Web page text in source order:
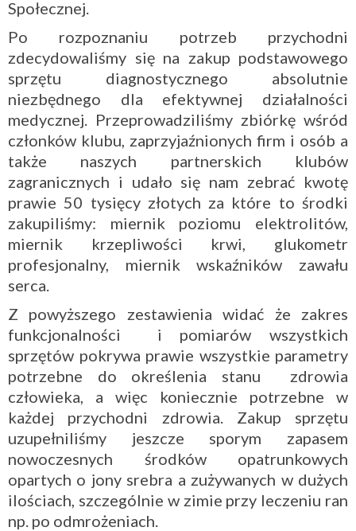
Społecznej.
Po rozpoznaniu potrzeb przychodni
zdecydowaliśmy się na zakup podstawowego
sprzętu diagnostycznego absolutnie
niezbędnego dla efektywnej działalności
medycznej. Przeprowadziliśmy zbiórkę wśród
członków klubu, zaprzyjaźnionych firm i osób a
także naszych partnerskich klubów
zagranicznych i udało się nam zebrać kwotę
prawie 50 tysięcy złotych za które to środki
zakupiliśmy: miernik poziomu elektrolitów,
miernik krzepliwości krwi, glukometr
profesjonalny, miernik wskaźników zawału
serca.
Z powyższego zestawienia widać że zakres
funkcjonalności i pomiarów wszystkich
sprzętów pokrywa prawie wszystkie parametry
potrzebne do określenia stanu zdrowia
człowieka, a więc koniecznie potrzebne w
każdej przychodni zdrowia. Zakup sprzętu
uzupełniliśmy jeszcze sporym zapasem
nowoczesnych środków opatrunkowych
opartych o jony srebra a zużywanych w dużych
ilościach, szczególnie w zimie przy leczeniu ran
np. po odmrożeniach.